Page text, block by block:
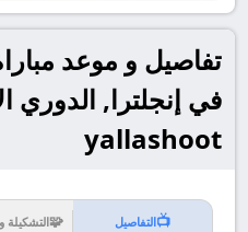
تفاصيل و موعد
في إنجلترا, الدوري
yallashoot
📺التفاصيل 🧩